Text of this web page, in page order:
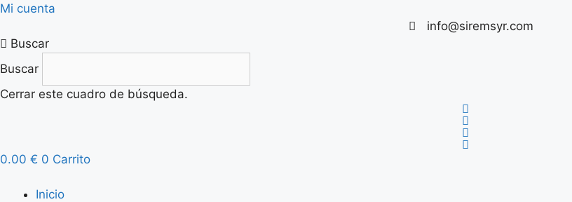
Saltar
contenido
Mi cuenta
info@siremsyr.com
Buscar
Buscar
Cerrar este cuadro de búsqueda.
0.00 € 0 Carrito
Inicio